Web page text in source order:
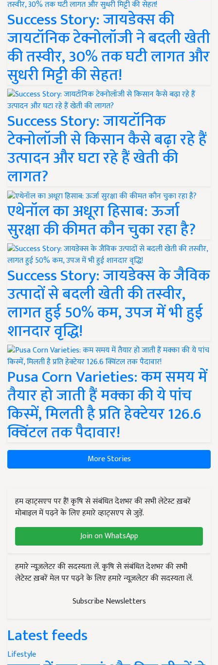
Success Story: जायडेक्स की
जायटॉनिक टेक्नोलॉजी ने बदली खेती
की तस्वीर, 30% तक घटी लागत और
सुधरी मिट्टी की सेहत!
Success Story: जायटॉनिक
टेक्नोलॉजी से किसान कैसे बढ़ा रहे हैं
उत्पादन और घटा रहे हैं खेती की
लागत?
एथेनॉल का अधूरा हिसाब: ऊर्जा
सुरक्षा की कीमत कौन चुका रहा है?
Success Story: जायडेक्स के जैविक
उत्पादों से बदली खेती की तस्वीर,
लागत हुई 50% कम, उपज में भी हुई
शानदार वृद्धि!
Pusa Corn Varieties: कम समय में
तैयार हो जाती हैं मक्का की ये पांच
किस्में, मिलती है प्रति हेक्टेयर 126.6
क्विंटल तक पैदावार!
More Stories
हम व्हाट्सएप पर हैं! कृषि से संबंधित देशभर की सभी लेटेस्ट ख़बरें
मोबाइल में पढ़ने के लिए हमारे व्हाट्सएप से जुड़ें.
Join on WhatsApp
हमारे न्यूज़लेटर की सदस्यता लें. कृषि से संबंधित देशभर की सभी
लेटेस्ट ख़बरें मेल पर पढ़ने के लिए हमारे न्यूज़लेटर की सदस्यता लें.
Subscribe Newsletters
Latest feeds
Lifestyle